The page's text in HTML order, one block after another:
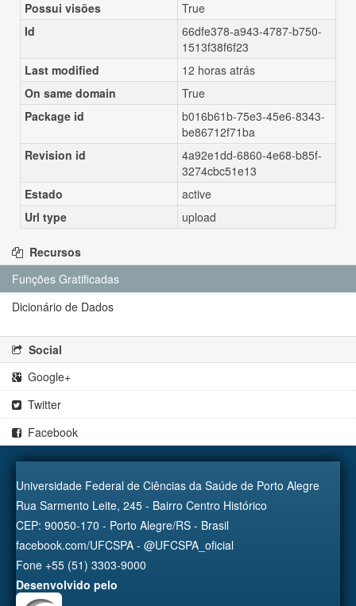
Possui visões
True
Id
66dfe378-a943-4787-b750-
1513f38f6f23
Last modified
12 horas atrás
On same domain
True
Package id
b016b61b-75e3-45e6-8343-
be86712f71ba
Revision id
4a92e1dd-6860-4e68-b85f-
3274cbc51e13
Estado
active
Url type
upload
Recursos
Funções Gratificadas
Dicionário de Dados
Social
Google+
Twitter
Facebook
Universidade Federal de Ciências da Saúde de Porto Alegre
Rua Sarmento Leite, 245 - Bairro Centro Histórico
CEP: 90050-170 - Porto Alegre/RS - Brasil
facebook.com/UFCSPA - @UFCSPA_oficial
Fone +55 (51) 3303-9000
Desenvolvido pelo